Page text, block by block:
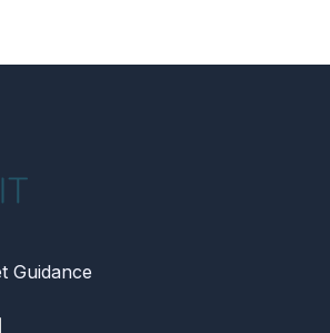
Guidance